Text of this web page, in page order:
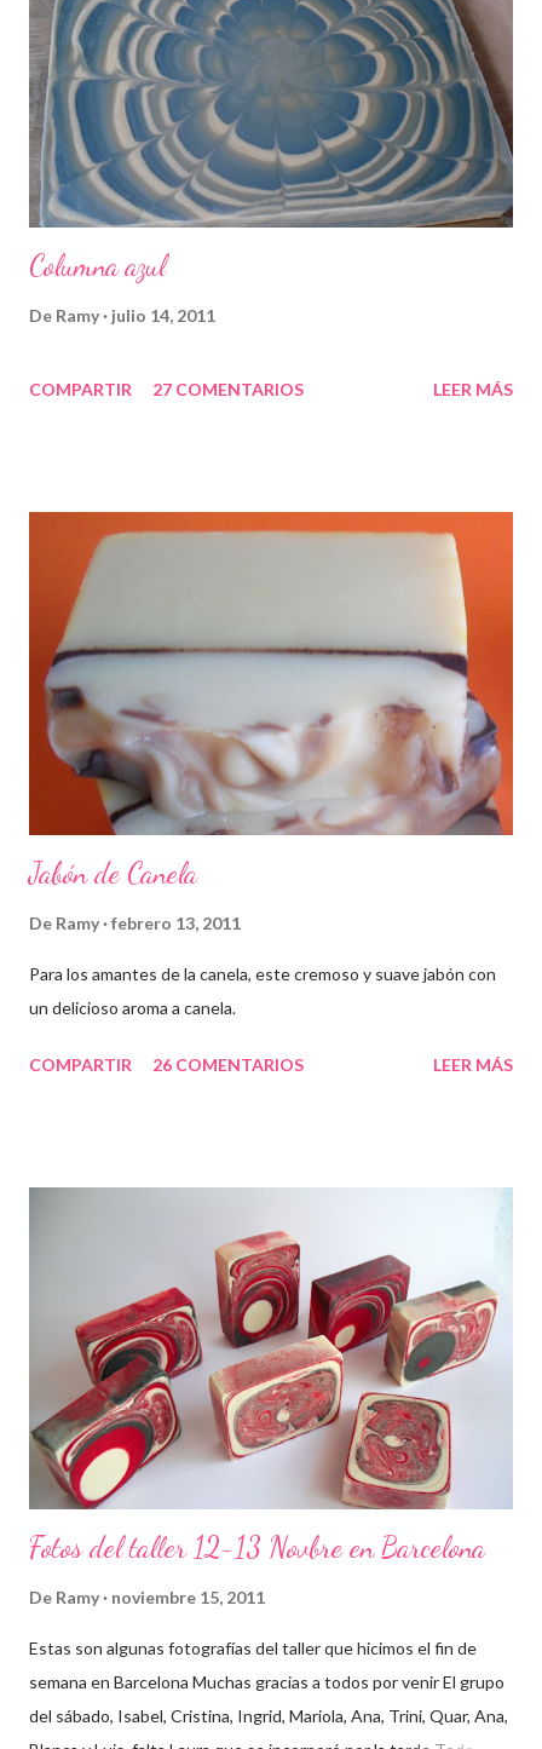
Columna azul
De Ramy julio 14, 2011
COMPARTIR 27 COMENTARIOS LEER MÁS
Jabón de Canela
De Ramy febrero 13, 2011
Para los amantes de la canela, este cremoso y suave jabón con
un delicioso aroma a canela.
COMPARTIR 26 COMENTARIOS LEER MÁS
Fotos del taller 12-13 Novbre en Barcelona
De Ramy noviembre 15, 2011
Estas son algunas fotografías del taller que hicimos el fin de
semana en Barcelona Muchas gracias a todos por venir El grupo
del sábado, Isabel, Cristina, Ingrid, Mariola, Ana, Trini, Quar, Ana,